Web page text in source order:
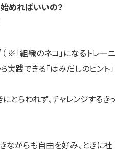
めればいいの？
※「組織のネコ」になるトレーニ
実践できる「はみだしのヒント」
とらわれず、チャレンジするきっ
ながらも自由を好み、ときに社